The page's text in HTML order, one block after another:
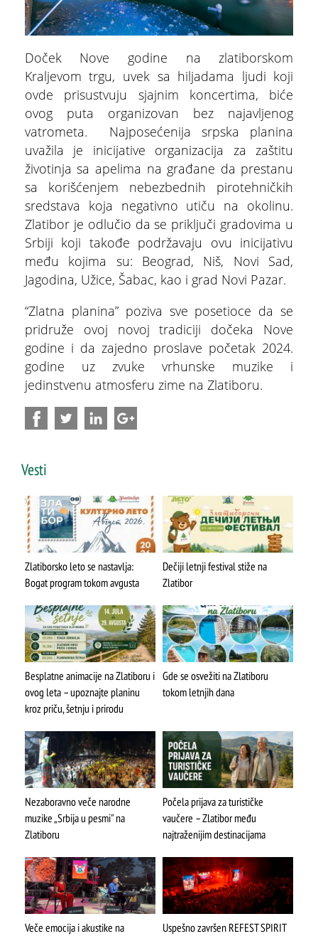
Doček Nove godine na zlatiborskom
Kraljevom trgu, uvek sa hiljadama ljudi koji
ovde prisustvuju sjajnim koncertima, biće
ovog puta organizovan bez najavljenog
vatrometa. Najposećenija srpska planina
uvažila je inicijative organizacija za zaštitu
životinja sa apelima na građane da prestanu
sa korišćenjem nebezbednih pirotehničkih
sredstava koja negativno utiču na okolinu.
Zlatibor je odlučio da se priključi gradovima u
Srbiji koji takođe podržavaju ovu inicijativu
među kojima su: Beograd, Niš, Novi Sad,
Jagodina, Užice, Šabac, kao i grad Novi Pazar.
“Zlatna planina” poziva sve posetioce da se
pridruže ovoj novoj tradiciji dočeka Nove
godine i da zajedno proslave početak 2024.
godine uz zvuke vrhunske muzike i
jedinstvenu atmosferu zime na Zlatiboru.
Vesti
Zlatiborsko leto se nastavlja:
Bogat program tokom avgusta
Dečiji letnji festival stiže na
Zlatibor
Besplatne animacije na Zlatiboru i
ovog leta – upoznajte planinu
kroz priču, šetnju i prirodu
Gde se osvežiti na Zlatiboru
tokom letnjih dana
Nezaboravno veče narodne
muzike „Srbija u pesmi" na
Zlatiboru
Počela prijava za turističke
vaučere – Zlatibor među
najtraženijim destinacijama
Veče emocija i akustike na
Uspešno završen REFEST SPIRIT
Multimedijalna fontana
Stopića pećina